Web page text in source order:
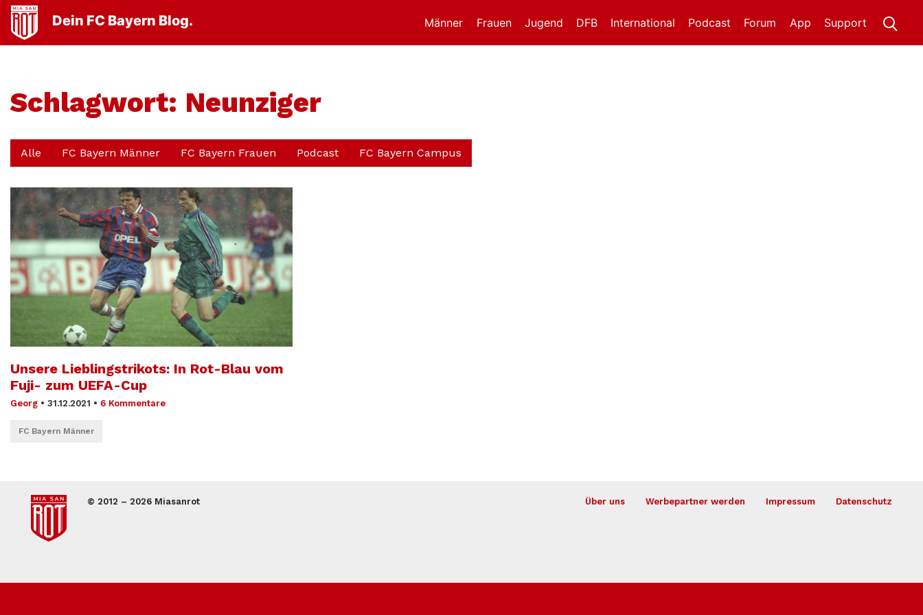
Dein FC Bayern Blog. Männer Frauen Jugend DFB International Support
App
Forum
Podcast
Schlagwort: Neunziger
Alle FC Bayern Männer FC Bayern Frauen Podcast FC Bayern Campus
Unsere Lieblingstrikots: In Rot-Blau vom
Fuji- zum UEFA-Cup
Georg • 31.12.2021 • 6 Kommentare
FC Bayern Männer
© 2012 – 2026 Miasanrot Über uns Werbepartner werden Impressum Datenschutz